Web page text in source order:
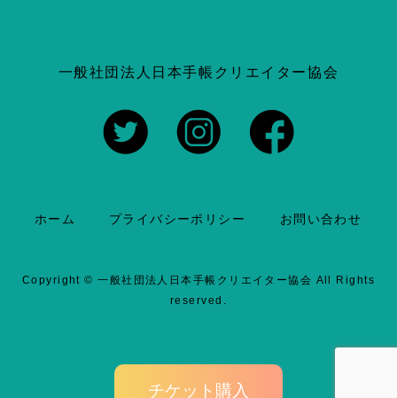
チケット購入
一般社団法人日本手帳クリエイター協会
ホーム プライバシーポリシー お問い合わせ
Copyright ©一般社団法人日本手帳クリエイター協会 All Rights
reserved.